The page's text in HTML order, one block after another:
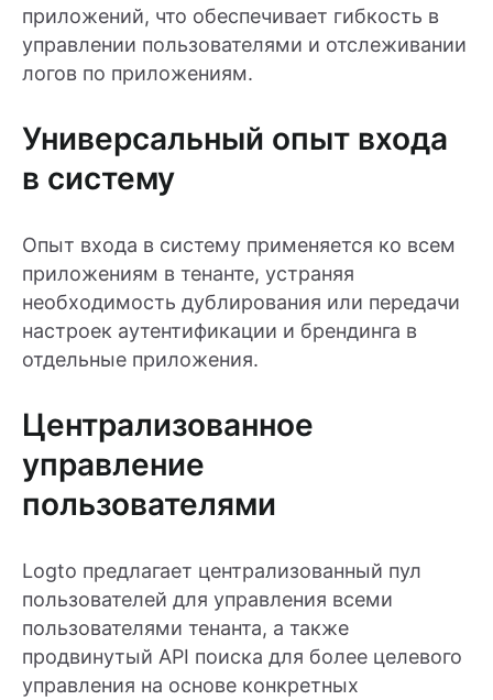
приложений, что обеспечивает гибкость в
управлении пользователями и отслеживании
логов по приложениям.
Универсальный опыт входа
в систему
Опыт входа в систему применяется ко всем
приложениям в тенанте, устраняя
необходимость дублирования или передачи
настроек аутентификации и брендинга в
отдельные приложения.
Централизованное
управление
пользователями
Logto предлагает централизованный пул
пользователей для управления всеми
пользователями тенанта, а также
продвинутый API поиска для более целевого
управления на основе конкретных